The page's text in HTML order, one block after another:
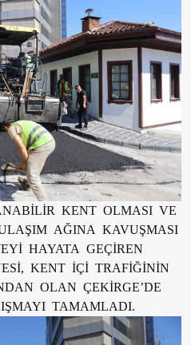
KENT OLMASI VE
AĞINA KAVUŞMASI
HAYATA GEÇİREN
KENT İÇİ TRAFİĞİNİN
OLAN ÇEKİRGE’DE
TAMAMLADI.